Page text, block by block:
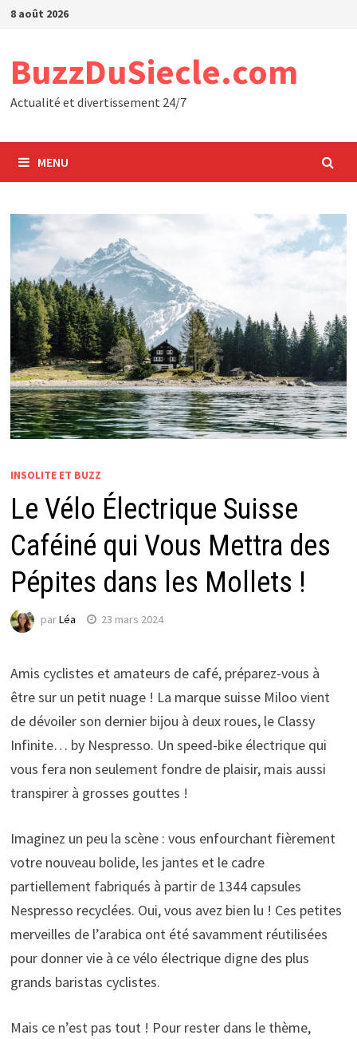
Passer
8 août 2026
BuzzDuSiecle.com
Actualité et divertissement 24/7
MENU
INSOLITE ET BUZZ
Le Vélo Électrique Suisse
Caféiné qui Vous Mettra des
Pépites dans les Mollets !
parLéa 23 mars 2024
Amis cyclistes et amateurs de café, préparez-vous à
être sur un petit nuage ! La marque suisse Miloo vient
de dévoiler son dernier bijou à deux roues, le Classy
Infinite… by Nespresso. Un speed-bike électrique qui
vous fera non seulement fondre de plaisir, mais aussi
transpirer à grosses gouttes !
Imaginez un peu la scène : vous enfourchant fièrement
votre nouveau bolide, les jantes et le cadre
partiellement fabriqués à partir de 1344 capsules
Nespresso recyclées. Oui, vous avez bien lu ! Ces petites
merveilles de l’arabica ont été savamment réutilisées
pour donner vie à ce vélo électrique digne des plus
grands baristas cyclistes.
Mais ce n’est pas tout ! Pour rester dans le thème,